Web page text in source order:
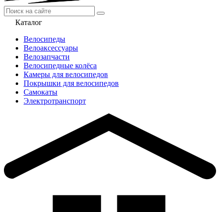
Каталог
Велосипеды
Велоаксессуары
Велозапчасти
Велосипедные колёса
Камеры для велосипедов
Покрышки для велосипедов
Самокаты
Электротранспорт